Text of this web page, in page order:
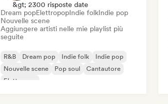
&gt; 2300 risposte date
Dream popElettropopIndie folkIndie pop
Nouvelle scene
Aggiungere artisti nelle mie playlist più
seguite
R&B Dream pop Indie folk
Indie pop
Nouvelle scene
Pop soul
Cantautore
Elettropop